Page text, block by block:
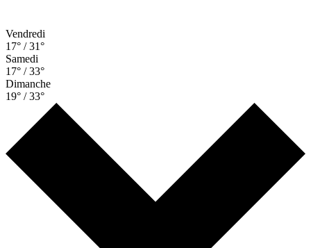
Vendredi
17° / 31°
Samedi
17° / 33°
Dimanche
19° / 33°